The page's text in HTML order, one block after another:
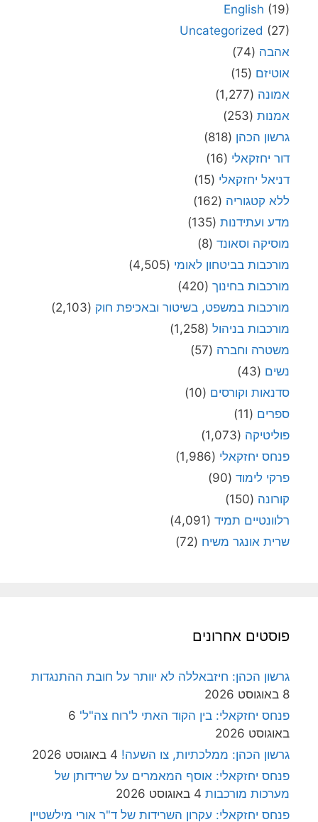
English (19)
Uncategorized (27)
אהבה (74)
אוטיזם (15)
אמונה (1,277)
אמנות (253)
גרשון הכהן (818)
דור יחזקאלי (16)
דניאל יחזקאלי (15)
ללא קטגוריה (162)
מדע ועתידנות (135)
מוסיקה וסאונד (8)
מורכבות בביטחון לאומי (4,505)
מורכבות בחינוך (420)
מורכבות במשפט, בשיטור ובאכיפת חוק (2,103)
מורכבות בניהול (1,258)
משטרה וחברה (57)
נשים (43)
סדנאות וקורסים (10)
ספרים (11)
פוליטיקה (1,073)
פנחס יחזקאלי (1,986)
פרקי לימוד (90)
קורונה (150)
רלוונטיים תמיד (4,091)
שרית אונגר משיח (72)
פוסטים אחרונים
גרשון הכהן: חיזבאללה לא יוותר על חובת ההתנגדות
8 באוגוסט 2026
פנחס יחזקאלי: בין הקוד האתי ל'רוח צה"ל' 6
באוגוסט 2026
גרשון הכהן: ממלכתיות, צו השעה! 4 באוגוסט 2026
פנחס יחזקאלי: אוסף המאמרים על שרידותן של
מערכות מורכבות 4 באוגוסט 2026
פנחס יחזקאלי: עקרון השרידות של ד"ר אורי מילשטיין